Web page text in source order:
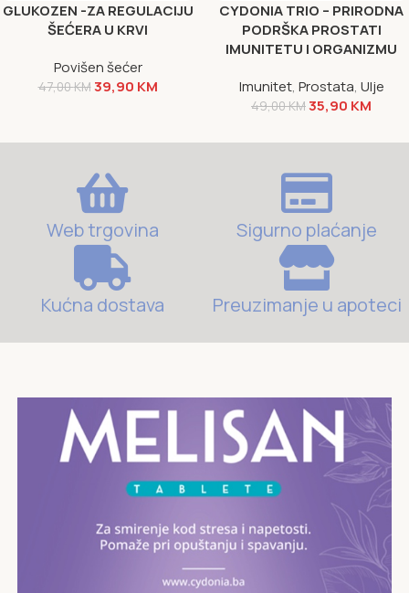
GLUKOZEN -ZA REGULACIJU
ŠEĆERA U KRVI
Povišen šećer
47,00KM39,90 KM
CYDONIA TRIO – PRIRODNA
PODRŠKA PROSTATI
IMUNITETU I ORGANIZMU
Imunitet, Prostata, Ulje
49,00KM35,90 KM
Web trgovina Sigurno plaćanje
Kućna dostava Preuzimanje u apoteci